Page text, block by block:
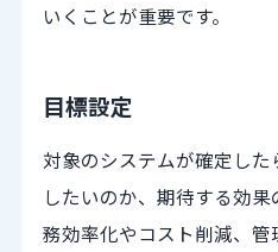
いくことが重要です。
目標設定
対象のシステムが確定し
したいのか、期待する効
務効率化やコスト削減、